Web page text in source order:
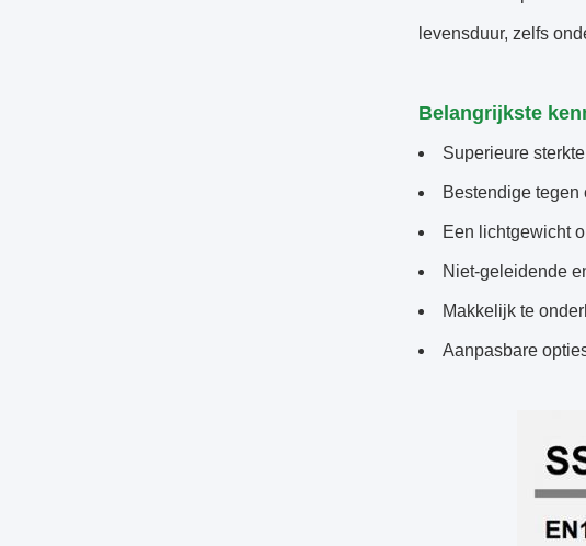
levensduur, zelfs
Belangrijkste
Superieure
Bestendige
Een lichtgewicht
Niet-geleidende
Makkelijk te
Aanpasbare